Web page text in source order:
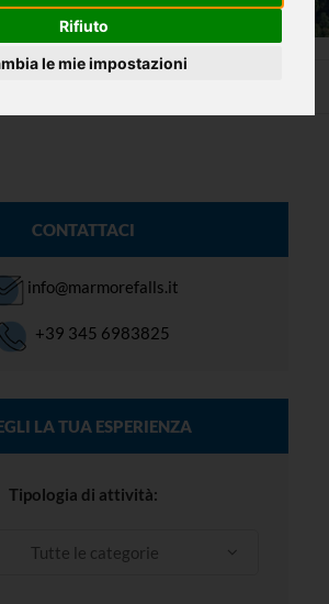
Rifiuto
le mie impostazioni
CONTATTACI
info@marmorefalls.it
+39 345 6983825
LA TUA ESPERIENZA
Tipologia di attività:
Tutte le categorie